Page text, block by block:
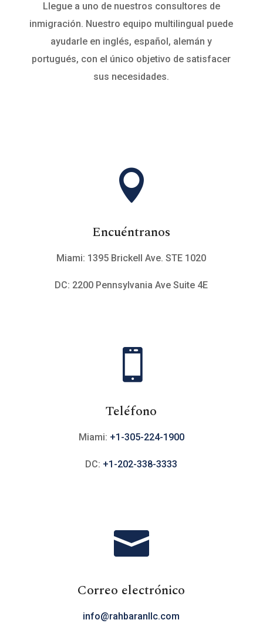
Llegue a uno de nuestros consultores de
inmigración. Nuestro equipo multilingual puede
ayudarle en inglés, español, alemán y
portugués, con el único objetivo de satisfacer
sus necesidades.

Encuéntranos
Miami: 1395 Brickell Ave. STE 1020
DC: 2200 Pennsylvania Ave Suite 4E

Teléfono
Miami: +1-305-224-1900
DC: +1-202-338-3333

Correo electrónico
info@rahbaranllc.com